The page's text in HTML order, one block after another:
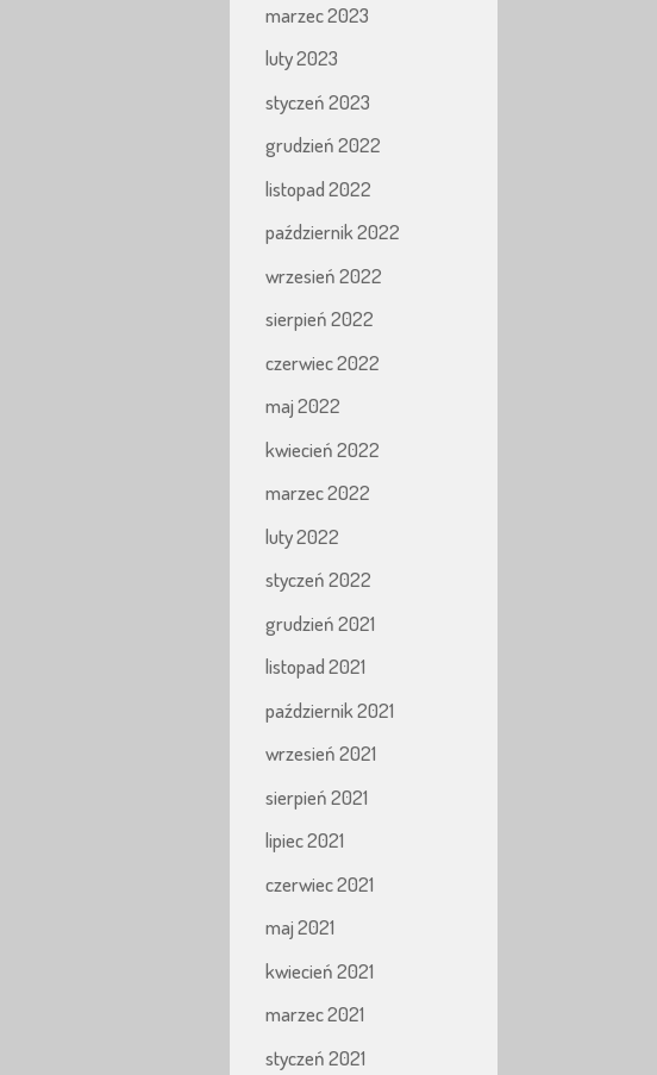
marzec 2023
luty 2023
styczeń 2023
grudzień 2022
listopad 2022
październik 2022
wrzesień 2022
sierpień 2022
czerwiec 2022
maj 2022
kwiecień 2022
marzec 2022
luty 2022
styczeń 2022
grudzień 2021
listopad 2021
październik 2021
wrzesień 2021
sierpień 2021
lipiec 2021
czerwiec 2021
maj 2021
kwiecień 2021
marzec 2021
styczeń 2021